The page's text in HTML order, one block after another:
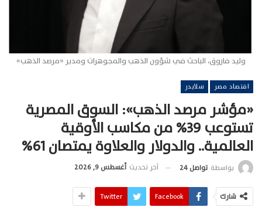
وليد فاروق، الباحث في شؤون الذهب والمجوهرات ومدير «مرصد الذهب»
اقتصاد مصر سلايدر
«مؤشر مرصد الذهب»: السوق المصرية
تستوعب 39% من مكاسب الأوقية
العالمية.. والدولار والعلاوة يمتصان 61%
بواسطة تواصل 24 آخر تحديث أغسطس 9, 2026
شارك Facebook
Twitter